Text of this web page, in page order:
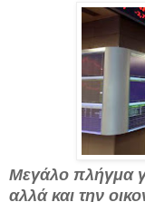
Μεγάλο πλήγμα
αλλά και την